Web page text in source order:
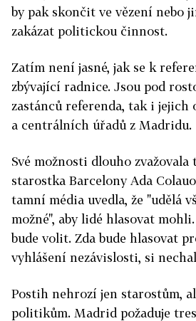
by pak skončit ve vězení nebo
zakázat politickou činnost.
Zatím není jasné, jak se k
zbývající radnice. Jsou pod
zastánců referenda, tak i jejich
a centrálních úřadů z Madridu.
Své možnosti dlouho zvažovala
starostka Barcelony Ada
tamní média uvedla, že "udělá
možné", aby lidé hlasovat
bude volit. Zda bude hlasovat
vyhlášení nezávislosti, si
Postih nehrozí jen starostům,
politikům. Madrid požaduje